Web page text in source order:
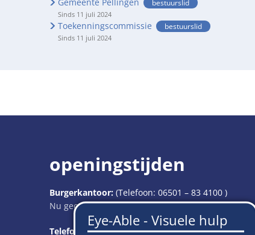
bestuurslid
Sinds 11 juli 2024
Toekenningscommissie bestuurslid
Sinds 11 juli 2024
openingstijden
Burgerkantoor: (Telefoon: 06501 – 83 4100 )
Klik om extra openings- of sluitingstijden te
Nu geopend: 07:30-12:30Klok Van 7:30
Telefonische bereikbaarheid van het